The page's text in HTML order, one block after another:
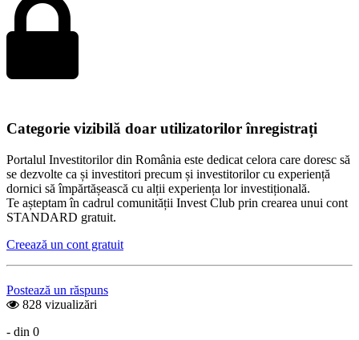
Categorie vizibilă doar utilizatorilor înregistrați
Portalul Investitorilor din România este dedicat celora care doresc să
se dezvolte ca și investitori precum și investitorilor cu experiență
dornici să împărtășească cu alții experiența lor investițională.
Te așteptam în cadrul comunității Invest Club prin crearea unui cont
STANDARD gratuit.
Creează un cont gratuit
Postează un răspuns
828 vizualizări
- din 0